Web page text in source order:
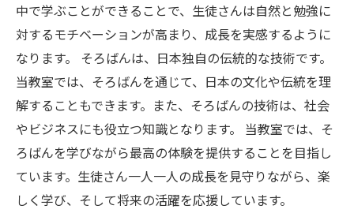
中で学ぶことができることで、生徒さんは自然と勉強に
対するモチベーションが高まり、成長を実感するように
なります。 そろばんは、日本独自の伝統的な技術です。
当教室では、そろばんを通じて、日本の文化や伝統を理
解することもできます。また、そろばんの技術は、社会
やビジネスにも役立つ知識となります。 当教室では、そ
ろばんを学びながら最高の体験を提供することを目指し
ています。生徒さん一人一人の成長を見守りながら、楽
しく学び、そして将来の活躍を応援しています。